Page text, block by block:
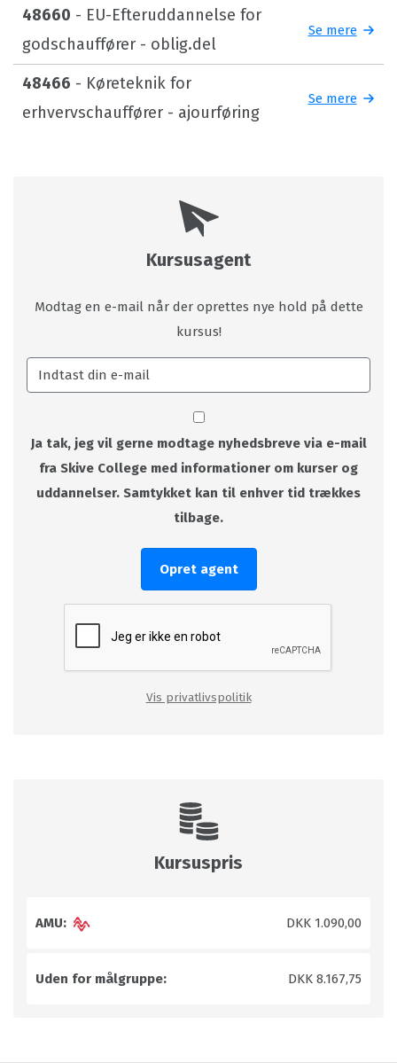
48660 - EU-Efteruddannelse for
godschauffører - oblig.del
Se mere
48466 - Køreteknik for
erhvervschauffører - ajourføring
Se mere
Kursusagent
Modtag en e-mail når der oprettes nye hold på dette
kursus!
Ja tak, jeg vil gerne modtage nyhedsbreve via e-mail
fra Skive College med informationer om kurser og
uddannelser. Samtykket kan til enhver tid trækkes
tilbage.
Opret agent
Vis privatlivspolitik
Kursuspris
AMU: DKK 1.090,00
Uden for målgruppe: DKK 8.167,75